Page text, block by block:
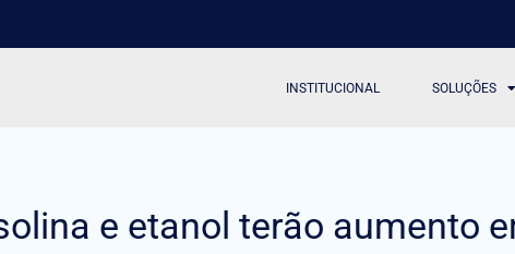
INSTITUCIONAL SOLUÇÕES
e etanol terão aumento